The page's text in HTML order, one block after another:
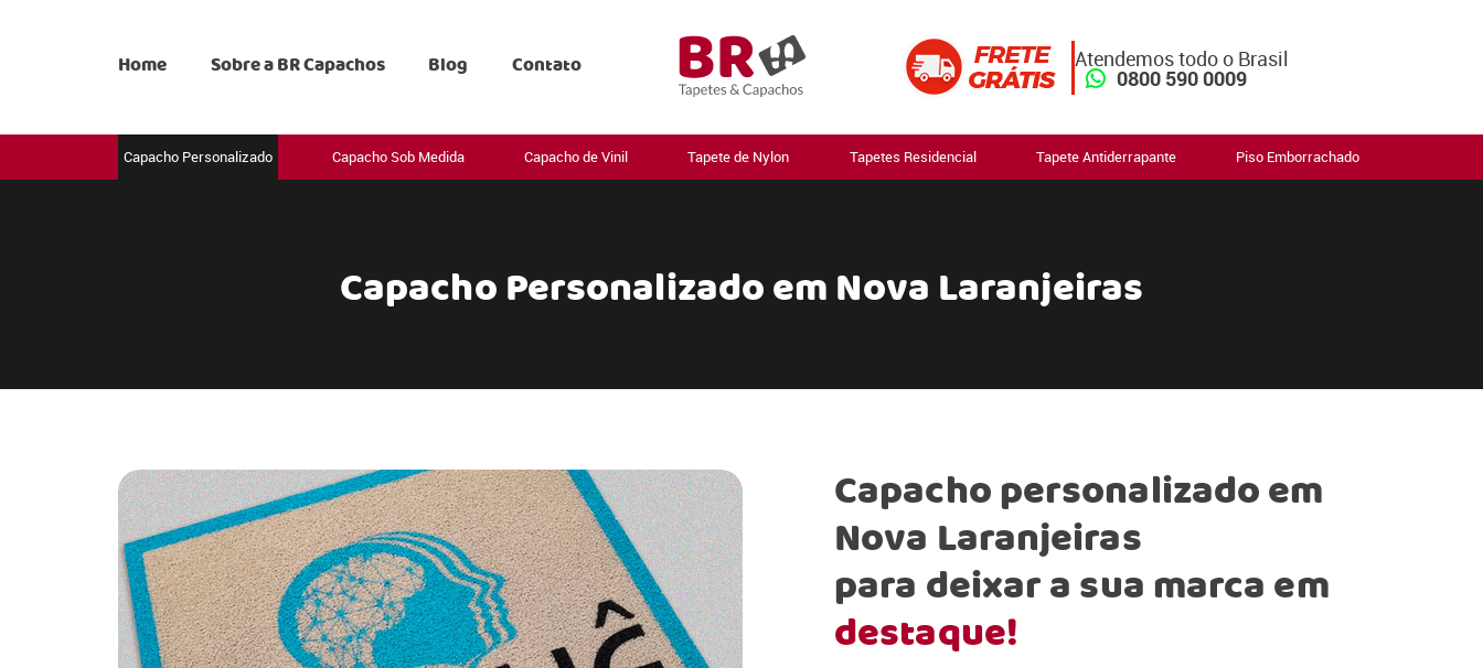
Home Sobre a BR Capachos Blog Contato Atendemos todo o Brasil
0800 590 0009
Capacho Personalizado Capacho Sob Medida Capacho de Vinil Tapete de Nylon Tapetes Residencial Tapete Antiderrapante Piso Emborrachado
Capacho Personalizado em Nova Laranjeiras
Capacho personalizado em
Nova Laranjeiras
para deixar a sua marca em
destaque!